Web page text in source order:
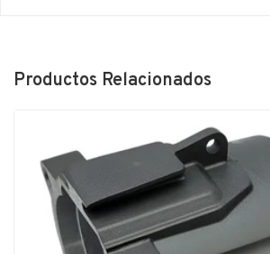
Productos Relacionados